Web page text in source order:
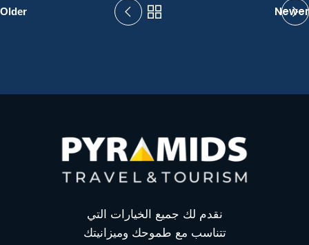
Newer
Older
نقدم لك جميع الخيارات التي
تتناسب مع طموحك وميزانيتك